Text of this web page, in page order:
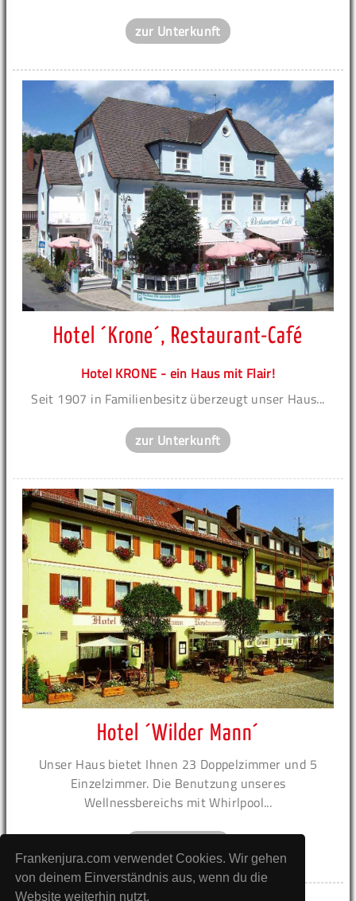
Frankenjura.com verwendet Cookies. Wir gehen
von deinem Einverständnis aus, wenn du die
Website weiterhin nutzt.
zur Unterkunft
Hotel ´Krone´, Restaurant-Café
Hotel KRONE - ein Haus mit Flair!
Seit 1907 in Familienbesitz überzeugt unser Haus...
zur Unterkunft
Hotel ´Wilder Mann´
Unser Haus bietet Ihnen 23 Doppelzimmer und 5
Einzelzimmer. Die Benutzung unseres
Wellnessbereichs mit Whirlpool...